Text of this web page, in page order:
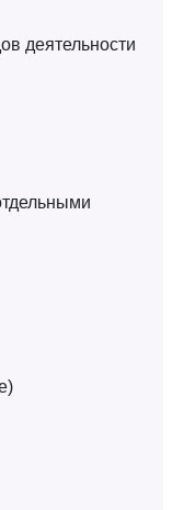
деятельности